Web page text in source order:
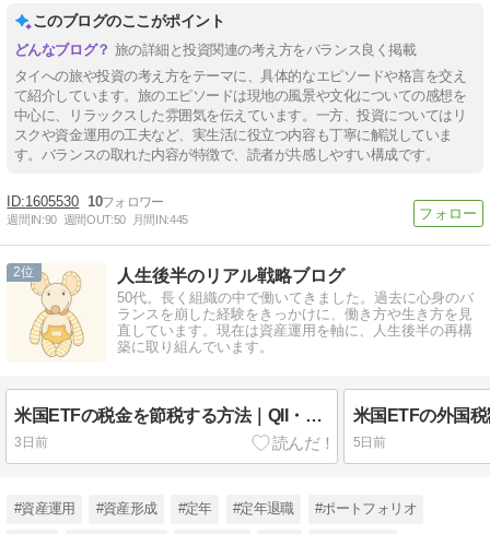
このブログのここがポイント
旅の詳細と投資関連の考え方をバランス良く掲載
タイへの旅や投資の考え方をテーマに、具体的なエピソードや格言を交え
て紹介しています。旅のエピソードは現地の風景や文化についての感想を
中心に、リラックスした雰囲気を伝えています。一方、投資についてはリ
スクや資金運用の工夫など、実生活に役立つ内容も丁寧に解説していま
す。バランスの取れた内容が特徴で、読者が共感しやすい構成です。
1605530 10
週間IN:90 週間OUT:50 月間IN:445
2 人生後半のリアル戦略ブログ
50代。長く組織の中で働いてきました。過去に心身のバ
ランスを崩した経験をきっかけに、働き方や生き方を見
直しています。現在は資産運用を軸に、人生後半の再構
築に取り組んでいます。
米国ETFの税金を節税する方法｜QII・ROCとは？分配金の税効率を徹底解説
3日前 5日前
#資産運用 #資産形成 #定年 #定年退職 #ポートフォリオ